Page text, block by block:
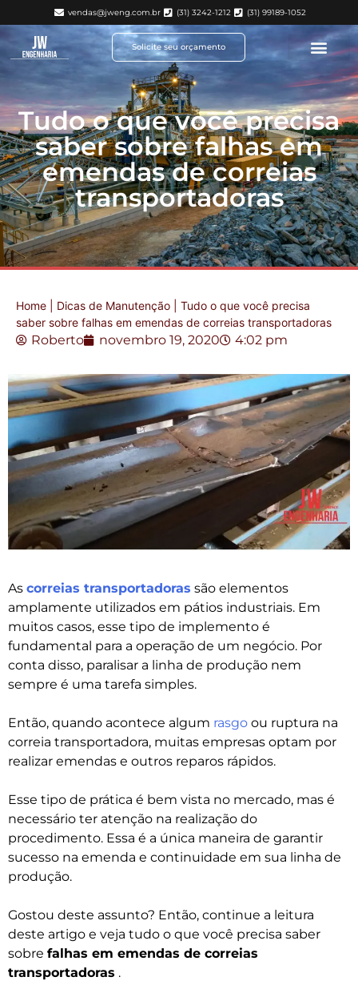
vendas@jweng.com.br (31) 3242-1212 (31) 99189-1052
Solicite seu orçamento
Tudo o que você precisa
saber sobre falhas em
emendas de correias
transportadoras
Home Dicas de Manutenção
Tudo o que você precisa
saber sobre falhas em emendas de correias transportadoras
Roberto novembro 19, 2020 4:02 pm
As correias transportadoras são elementos
amplamente utilizados em pátios industriais. Em
muitos casos, esse tipo de implemento é
fundamental para a operação de um negócio. Por
conta disso, paralisar a linha de produção nem
sempre é uma tarefa simples.
Então, quando acontece algum rasgo ou ruptura na
correia transportadora, muitas empresas optam por
realizar emendas e outros reparos rápidos.
Esse tipo de prática é bem vista no mercado, mas é
necessário ter atenção na realização do
procedimento. Essa é a única maneira de garantir
sucesso na emenda e continuidade em sua linha de
produção.
Gostou deste assunto? Então, continue a leitura
deste artigo e veja tudo o que você precisa saber
sobre falhas em emendas de correias
transportadoras .